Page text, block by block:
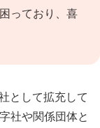
っており、喜
として拡充して
社や関係団体と